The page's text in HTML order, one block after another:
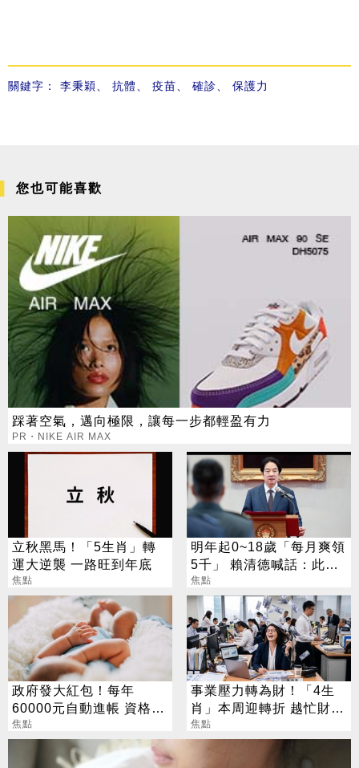
關鍵字： 李秉穎 抗體 疫苗 確診 保護力
您也可能喜歡
踩著空氣，邁向極限，讓每一步都輕盈有力
PR・NIKE AIR MAX
立秋黑馬！「5生肖」轉
運大逆襲 一路旺到年底
焦點
明年起0~18歲「每月爽領
5千」 賴清德喊話：此時
不生待何時
焦點
政府發大紅包！每年
60000元自動進帳 資格一
次看
焦點
事業壓力轉為財！「4生
肖」本周迎轉折 越忙財運
越旺
焦點